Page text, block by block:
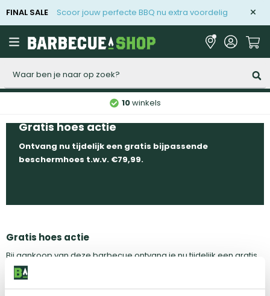
FINAL SALE Scoor jouw perfecte BBQ nu extra voordelig
10winkels
Gratis hoes actie
Ontvang nu tijdelijk een gratis bijpassende
beschermhoes t.w.v. €79,99.
Gratis hoes actie
Bij aankoop van deze barbecue ontvang je nu tijdelijk een gratis
bijpassende beschermhoes